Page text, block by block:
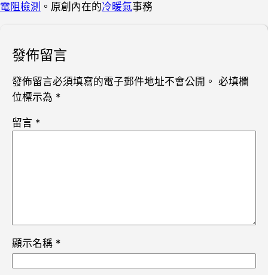
電阻檢測 。原創內在的冷暖氣事務
發佈留言
發佈留言必須填寫的電子郵件地址不會公開。 必填欄
位標示為 *
留言 *
顯示名稱 *